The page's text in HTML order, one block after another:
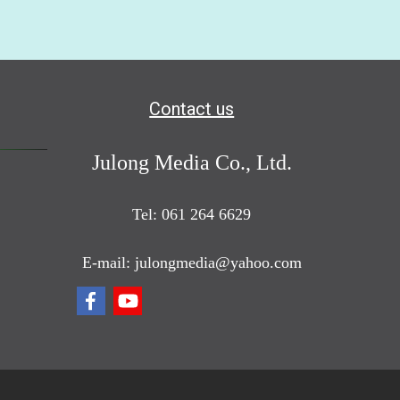
Contact us
Julong Media Co., Ltd.
Tel: 061 264 6629
E-mail: julongmedia@yahoo.com